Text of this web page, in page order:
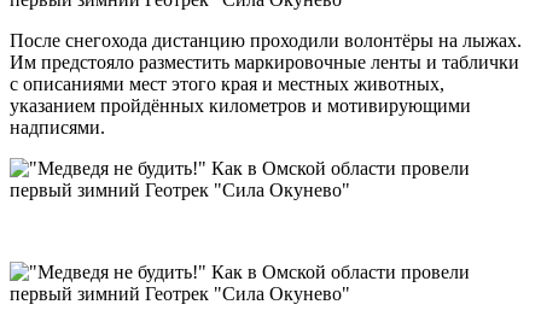
После снегохода дистанцию проходили волонтёры на лыжах.
Им предстояло разместить маркировочные ленты и таблички
с описаниями мест этого края и местных животных,
указанием пройдённых километров и мотивирующими
надписями.